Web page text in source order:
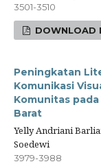
3501-3510
DOWNLOAD
Peningkatan
Komunikasi
Komunitas
Barat
Yelly Andriani
Soedewi
3979-3988